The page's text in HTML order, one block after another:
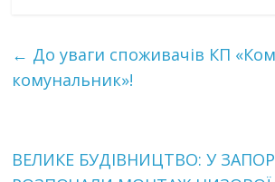
← До уваги споживачів КП
комунальник»!
ВЕЛИКЕ БУДІВНИЦТВО: У